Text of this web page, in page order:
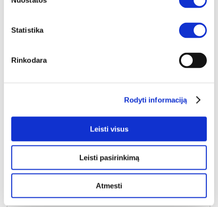
Statistika
Rinkodara
Rodyti informaciją
Leisti visus
Leisti pasirinkimą
Atmesti
NAUJIENA YRA SANDĖLYJE